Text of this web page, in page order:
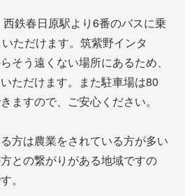
鉄春日原駅より6番のバスに乗
ただけます。筑紫野インタ
そう遠くない場所にあるため、
ただけます。また駐車場は80
ますので、ご安心ください。
方は農業をされている方が多い
との繋がりがある地域ですの
。